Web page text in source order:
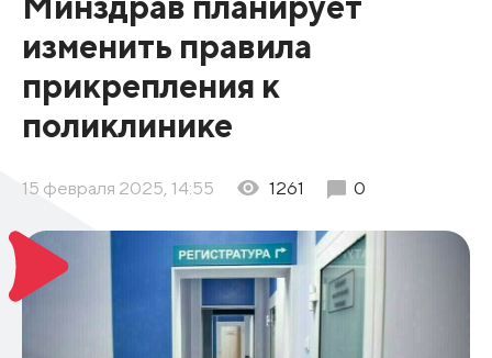
изменить правила
прикрепления к
поликлинике
15 февраля 2025, 14:55 1261 0